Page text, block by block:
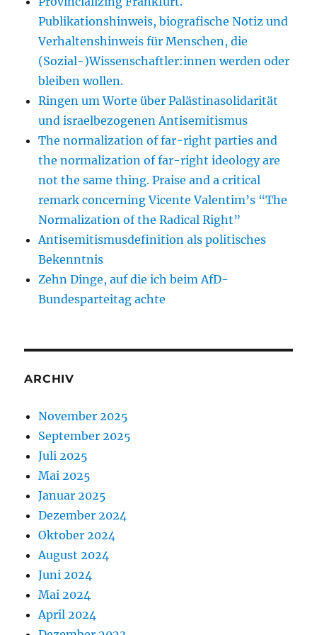
Publikationshinweis, biografische Notiz und
Verhaltenshinweis für Menschen, die
(Sozial-)Wissenschaftler:innen werden oder
bleiben wollen.
Ringen um Worte über Palästinasolidarität
und israelbezogenen Antisemitismus
The normalization of far-right parties and
the normalization of far-right ideology are
not the same thing. Praise and a critical
remark concerning Vicente Valentim’s “The
Normalization of the Radical Right”
Antisemitismusdefinition als politisches
Bekenntnis
Zehn Dinge, auf die ich beim AfD-
Bundesparteitag achte
ARCHIV
November 2025
September 2025
Juli 2025
Mai 2025
Januar 2025
Dezember 2024
Oktober 2024
August 2024
Juni 2024
Mai 2024
April 2024